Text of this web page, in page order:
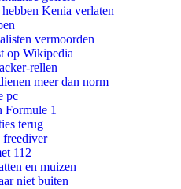
Kenia verlaten
vermoorden
op Wikipedia
rellen
meer dan norm
pc
Formule 1
terug
freediver
112
en muizen
niet buiten